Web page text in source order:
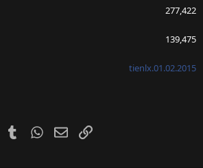
277,422
139,475
tienlx.01.02.2015
PinterestTumblrWhatsApp
EmailLink